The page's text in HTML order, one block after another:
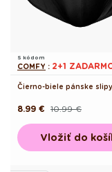
S kódom
COMFY : 2+1
Čierno-biele pánske slipy
Pôvodná10.99 €
Akciová
8.99 €
Vložiť do